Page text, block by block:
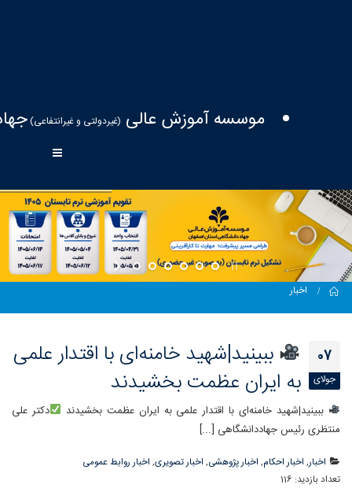
موسسه آموزش عالی (غیردولتی و غیرانتفاعی)
Home
اخبار
07
جولای
ببینید|شهید خامنه‌ای با اقتدار علمی
به ایران عظمت بخشیدند
ببینید|شهید خامنه‌ای با اقتدار علمی به ایران عظمت بخشیدند
دکتر علی
منتظری رئیس جهاددانشگاهی [...]
اخبار, اخبار احکام, اخبار پژوهشی, اخبار تصویری, اخبار روابط عمومی
تعداد بازدید: 116